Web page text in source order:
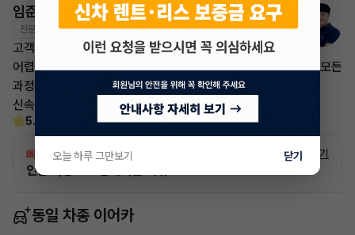
임준영 매니저
전문교육수료 자격인증완료
고객님의 만족이 첫번째 목표입니다.
어렵고 복잡한 리스/렌트 처분 손실은 줄이고 빠른승계 처리로 모든
과정을 안전하고
신속하게 차량 인도까지 책임지도록 하겠습니다.
5.0
빠른승계서비스
인증 차량으로 승계하는 이유?
자세히 보기
동일 차종 이어카
오늘 하루 그만보기 닫기